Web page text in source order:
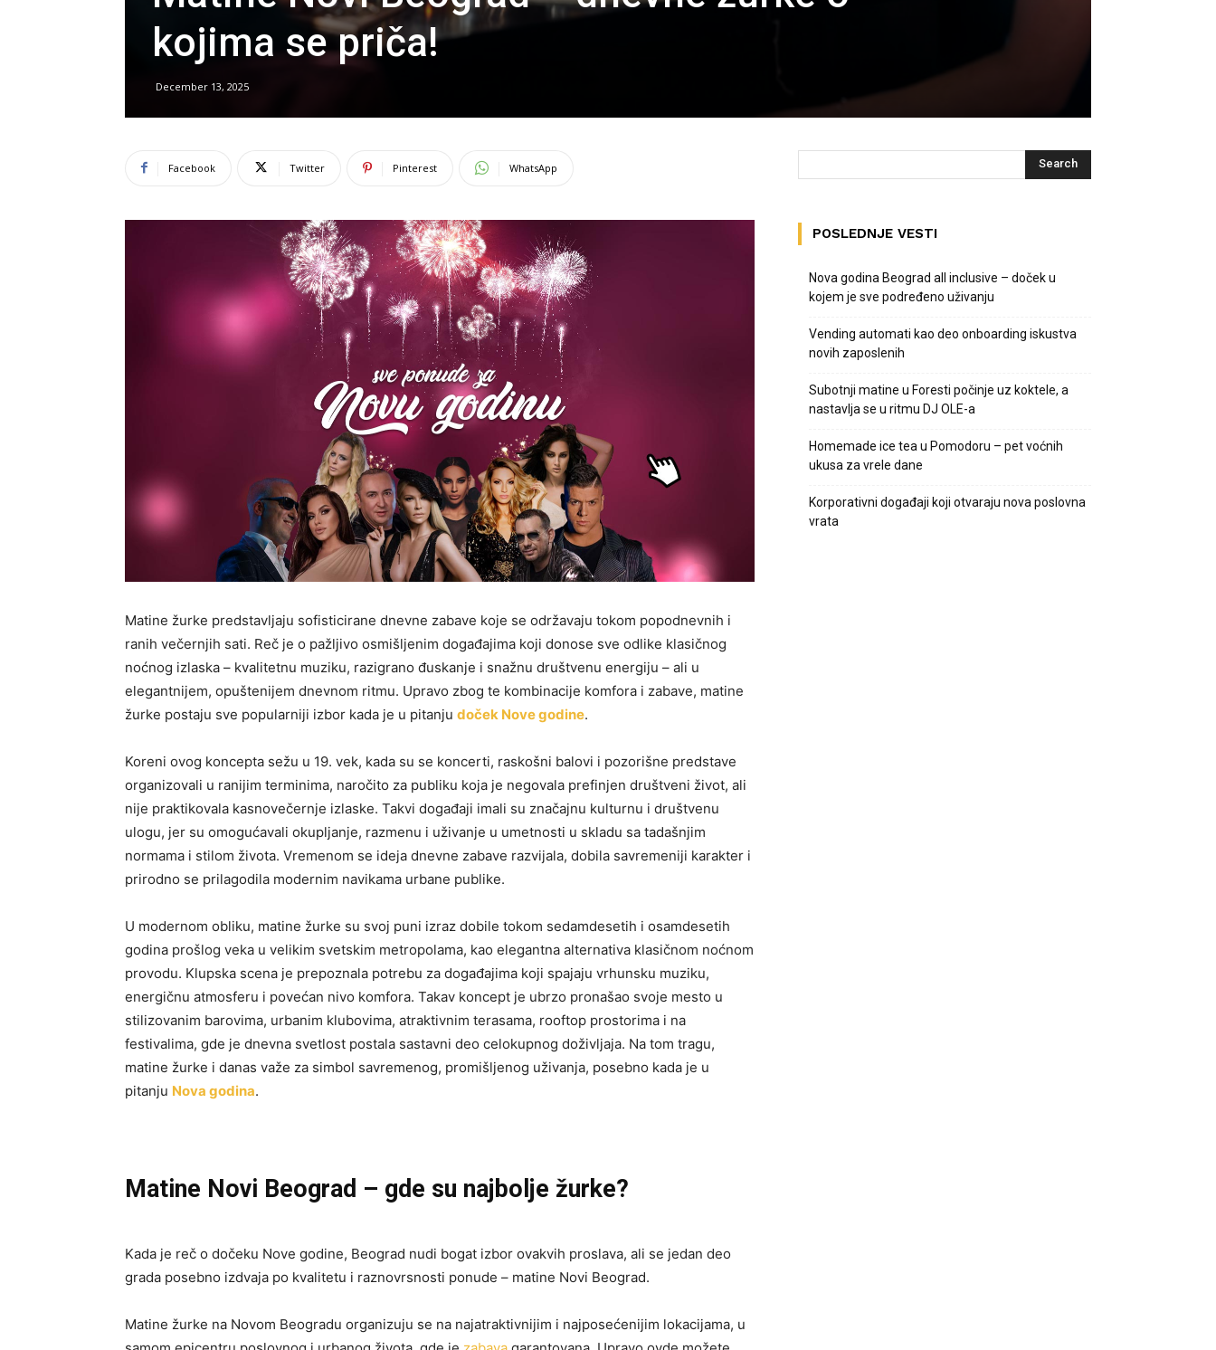
kojima se priča!
December 13, 2025
Facebook Twitter Pinterest WhatsApp
Matine žurke predstavljaju sofisticirane dnevne zabave koje se održavaju tokom popodnevnih i
ranih večernjih sati. Reč je o pažljivo osmišljenim događajima koji donose sve odlike klasičnog
noćnog izlaska – kvalitetnu muziku, razigrano đuskanje i snažnu društvenu energiju – ali u
elegantnijem, opuštenijem dnevnom ritmu. Upravo zbog te kombinacije komfora i zabave, matine
žurke postaju sve popularniji izbor kada je u pitanju doček Nove godine.
Koreni ovog koncepta sežu u 19. vek, kada su se koncerti, raskošni balovi i pozorišne predstave
organizovali u ranijim terminima, naročito za publiku koja je negovala prefinjen društveni život, ali
nije praktikovala kasnovečernje izlaske. Takvi događaji imali su značajnu kulturnu i društvenu
ulogu, jer su omogućavali okupljanje, razmenu i uživanje u umetnosti u skladu sa tadašnjim
normama i stilom života. Vremenom se ideja dnevne zabave razvijala, dobila savremeniji karakter i
prirodno se prilagodila modernim navikama urbane publike.
U modernom obliku, matine žurke su svoj puni izraz dobile tokom sedamdesetih i osamdesetih
godina prošlog veka u velikim svetskim metropolama, kao elegantna alternativa klasičnom noćnom
provodu. Klupska scena je prepoznala potrebu za događajima koji spajaju vrhunsku muziku,
energičnu atmosferu i povećan nivo komfora. Takav koncept je ubrzo pronašao svoje mesto u
stilizovanim barovima, urbanim klubovima, atraktivnim terasama, rooftop prostorima i na
festivalima, gde je dnevna svetlost postala sastavni deo celokupnog doživljaja. Na tom tragu,
matine žurke i danas važe za simbol savremenog, promišljenog uživanja, posebno kada je u
pitanju Nova godina.
Matine Novi Beograd – gde su najbolje žurke?
Kada je reč o dočeku Nove godine, Beograd nudi bogat izbor ovakvih proslava, ali se jedan deo
grada posebno izdvaja po kvalitetu i raznovrsnosti ponude – matine Novi Beograd.
Matine žurke na Novom Beogradu organizuju se na najatraktivnijim i najposećenijim lokacijama, u
POSLEDNJE VESTI
Nova godina Beograd all inclusive – doček u
kojem je sve podređeno uživanju
Vending automati kao deo onboarding iskustva
novih zaposlenih
Subotnji matine u Foresti počinje uz koktele, a
nastavlja se u ritmu DJ OLE-a
Homemade ice tea u Pomodoru – pet voćnih
ukusa za vrele dane
Korporativni događaji koji otvaraju nova poslovna
vrata